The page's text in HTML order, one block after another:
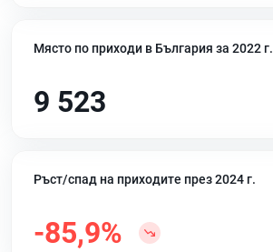
Място по приходи в България за 2022 г.
9 523
Ръст/спад на приходите през 2024 г.
-85,9%